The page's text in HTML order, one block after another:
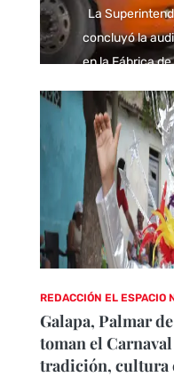
La
concluyó la
en la Fábrica
de
REDACCIÓN EL ESPACIO
Galapa, Palmar
toman el
tradición, cultura